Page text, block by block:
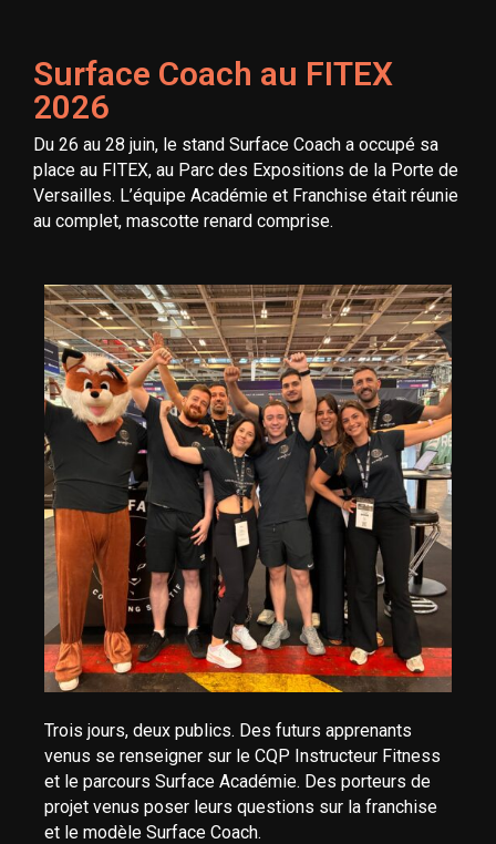
Surface Coach au FITEX
2026
Du 26 au 28 juin, le stand Surface Coach a occupé sa
place au FITEX, au Parc des Expositions de la Porte de
Versailles. L’équipe Académie et Franchise était réunie
au complet, mascotte renard comprise.
Trois jours, deux publics. Des futurs apprenants
venus se renseigner sur le CQP Instructeur Fitness
et le parcours Surface Académie. Des porteurs de
projet venus poser leurs questions sur la franchise
et le modèle Surface Coach.